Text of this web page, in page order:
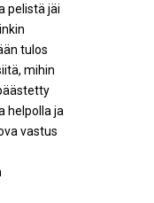
pelistä jäi
tulos
mihin
helpolla ja
vastus